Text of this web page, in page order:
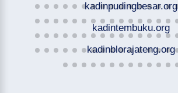
kadinpudingbesar.org
kadintembuku.org
kadinblorajateng.org